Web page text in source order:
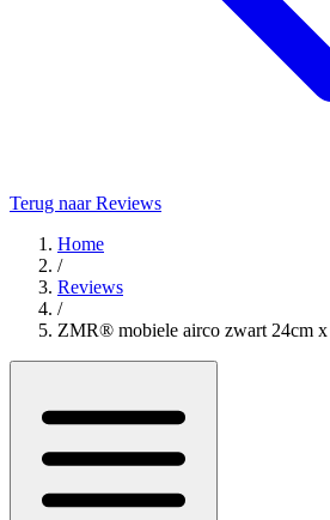
Terug naar Reviews
Home
/
Reviews
/
ZMR® mobiele airco zwart 24cm